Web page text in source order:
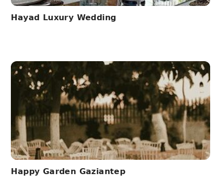
Hayad Luxury Wedding
Happy Garden Gaziantep